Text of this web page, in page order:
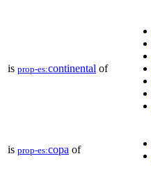
is prop-es:continental of
is prop-es:copa of